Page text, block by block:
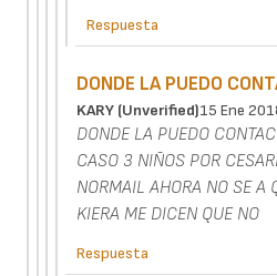
Respuesta
DONDE LA PUEDO
KARY (unverified)15 Ene
DONDE LA PUEDO
CASO 3 NIÑOS POR
NORMAIL AHORA NO SE A
KIERA ME DICEN QUE NO
Respuesta